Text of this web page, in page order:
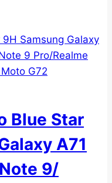
Blue Star
A71
9/